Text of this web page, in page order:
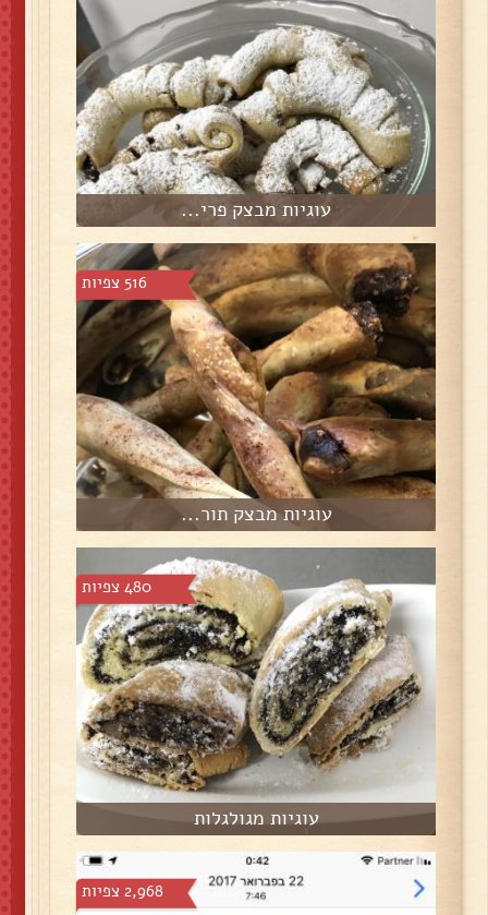
עוגיות מבצק פרי...
516 צפיות
עוגיות מבצק תור...
480 צפיות
עוגיות מגולגלות
2,968 צפיות